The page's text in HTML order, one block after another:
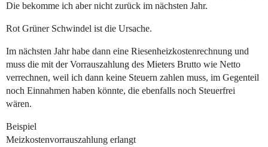
Die bekomme ich aber nicht zurück im nächsten Jahr.
Rot Grüner Schwindel ist die Ursache.
Im nächsten Jahr habe dann eine Riesenheizkostenrechnung und
muss die mit der Vorrauszahlung des Mieters Brutto wie Netto
verrechnen, weil ich dann keine Steuern zahlen muss, im Gegenteil
noch Einnahmen haben könnte, die ebenfalls noch Steuerfrei
wären.
Beispiel
Meizkostenvorrauszahlung erlangt